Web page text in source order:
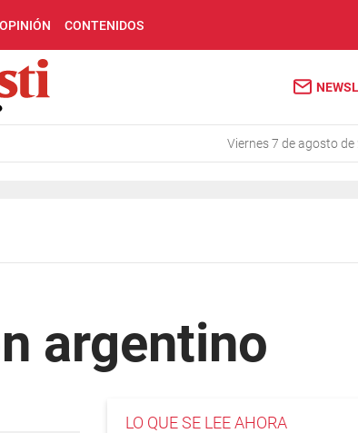
OPINIÓN CONTENIDOS
viernes 7 de agosto
argentino
LO QUE SE LEE AHORA